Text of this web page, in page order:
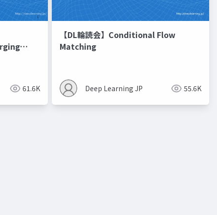
61.6K
【DL輪読会】Conditional Flow
Matching
Deep Learning JP 55.6K